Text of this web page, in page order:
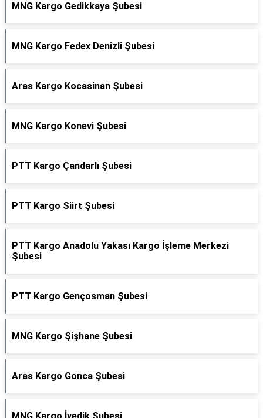
MNG Kargo Gedikkaya Şubesi
MNG Kargo Fedex Denizli Şubesi
Aras Kargo Kocasinan Şubesi
MNG Kargo Konevi Şubesi
PTT Kargo Çandarlı Şubesi
PTT Kargo Siirt Şubesi
PTT Kargo Anadolu Yakası Kargo İşleme Merkezi
Şubesi
PTT Kargo Gençosman Şubesi
MNG Kargo Şişhane Şubesi
Aras Kargo Gonca Şubesi